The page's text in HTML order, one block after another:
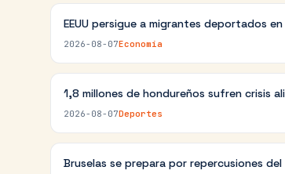
EEUU persigue a migrantes deportados
2026-08-07Economía
1,8 millones de hondureños sufren crisis
2026-08-07Deportes
Bruselas se prepara por repercusiones